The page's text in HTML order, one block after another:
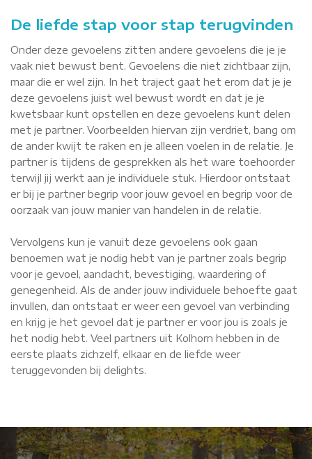
De liefde stap voor stap terugvinden
Onder deze gevoelens zitten andere gevoelens die je je
vaak niet bewust bent. Gevoelens die niet zichtbaar zijn,
maar die er wel zijn. In het traject gaat het erom dat je je
deze gevoelens juist wel bewust wordt en dat je je
kwetsbaar kunt opstellen en deze gevoelens kunt delen
met je partner. Voorbeelden hiervan zijn verdriet, bang om
de ander kwijt te raken en je alleen voelen in de relatie. Je
partner is tijdens de gesprekken als het ware toehoorder
terwijl jij werkt aan je individuele stuk. Hierdoor ontstaat
er bij je partner begrip voor jouw gevoel en begrip voor de
oorzaak van jouw manier van handelen in de relatie.
Vervolgens kun je vanuit deze gevoelens ook gaan
benoemen wat je nodig hebt van je partner zoals begrip
voor je gevoel, aandacht, bevestiging, waardering of
genegenheid. Als de ander jouw individuele behoefte gaat
invullen, dan ontstaat er weer een gevoel van verbinding
en krijg je het gevoel dat je partner er voor jou is zoals je
het nodig hebt. Veel partners uit Kolhorn hebben in de
eerste plaats zichzelf, elkaar en de liefde weer
teruggevonden bij delights.